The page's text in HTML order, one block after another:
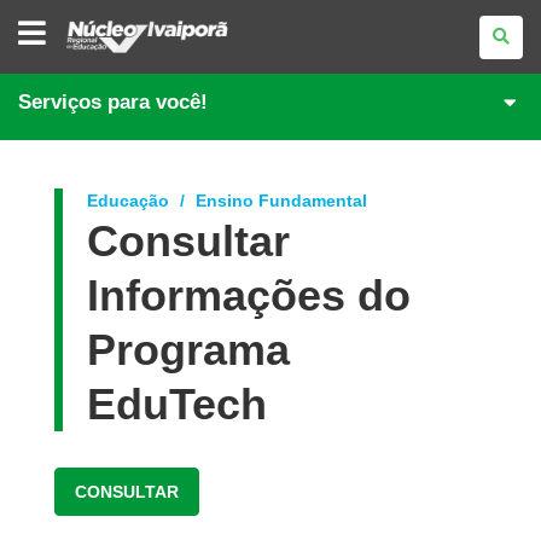
NÚCLEO
REGIONAL
EDUCAÇÃO
DE
IVAIPORÃ
Serviços para você!
Educação Ensino Fundamental
Consultar
Informações do
Programa
EduTech
CONSULTAR